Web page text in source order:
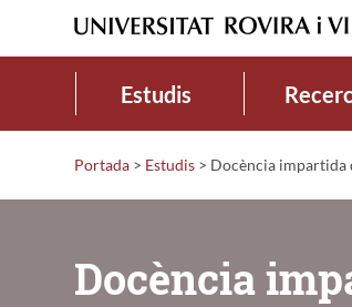
Estudis
Portada > Estudis > Docència impartida
Docència